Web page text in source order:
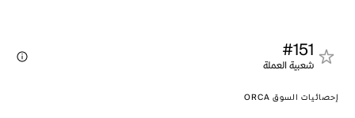
#151
شعبية العملة
إحصائيات السوق ORCA